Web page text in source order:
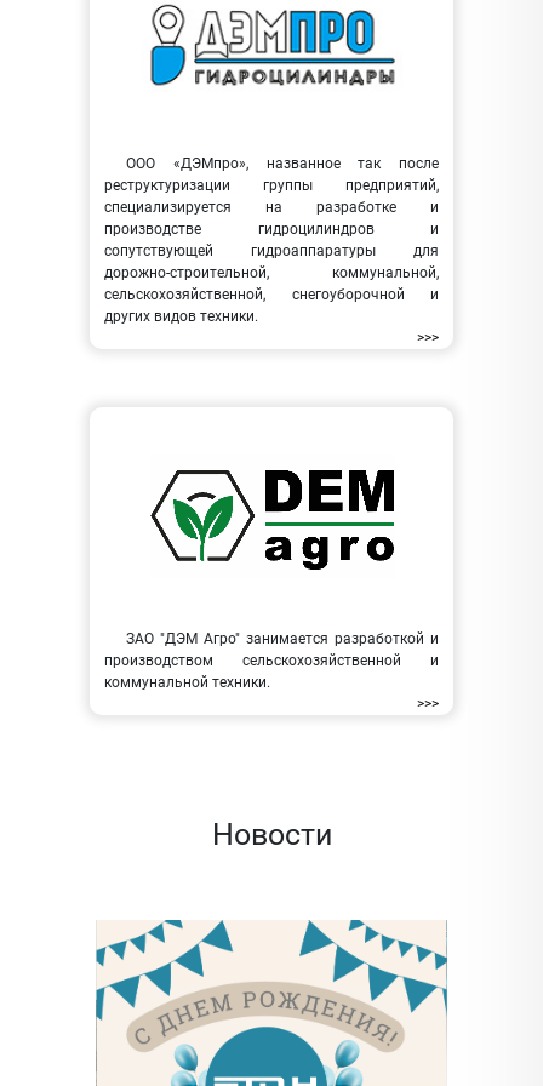
ООО «ДЭМпро», названное так после
реструктуризации группы предприятий,
специализируется на разработке и
производстве гидроцилиндров и
сопутствующей гидроаппаратуры для
дорожно-строительной, коммунальной,
сельскохозяйственной, снегоуборочной и
других видов техники.
>>>
ЗАО "ДЭМ Агро" занимается разработкой и
производством сельскохозяйственной и
коммунальной техники.
>>>
Новости